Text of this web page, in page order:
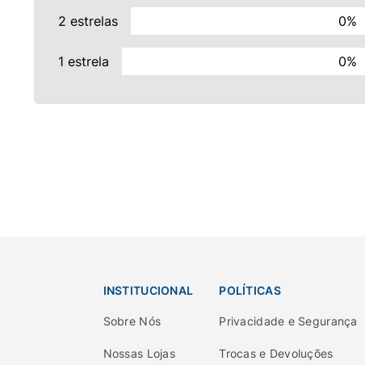
2 estrelas 0%
1 estrela 0%
INSTITUCIONAL
Sobre Nós
Nossas Lojas
POLÍTICAS
Privacidade e Segurança
Trocas e Devoluções